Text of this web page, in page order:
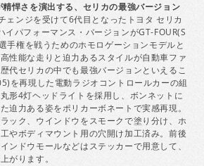
精悍さを演出する、セリカの最強バージョン
ェンジを受けて6代目となったトヨタ セリカ
イパフォーマンス・バージョンがGT-FOUR(S
手権を戦うためのホモロゲーションモデルと
性能な走りと迫力あるスタイルが自動車ファ
代セリカの中でも最強バージョンといえるこ
を再現した電動ラジオコントロールカーの組
形4灯ヘッドライトを採用し、ボンネットに
迫力ある姿をポリカーボネートで実感再現。
ック、ウインドウをスモークで塗り分け、ホ
やボディマウント用の穴開け加工済み。前後
ンドウモールなどはステッカーで用意して、
がります。